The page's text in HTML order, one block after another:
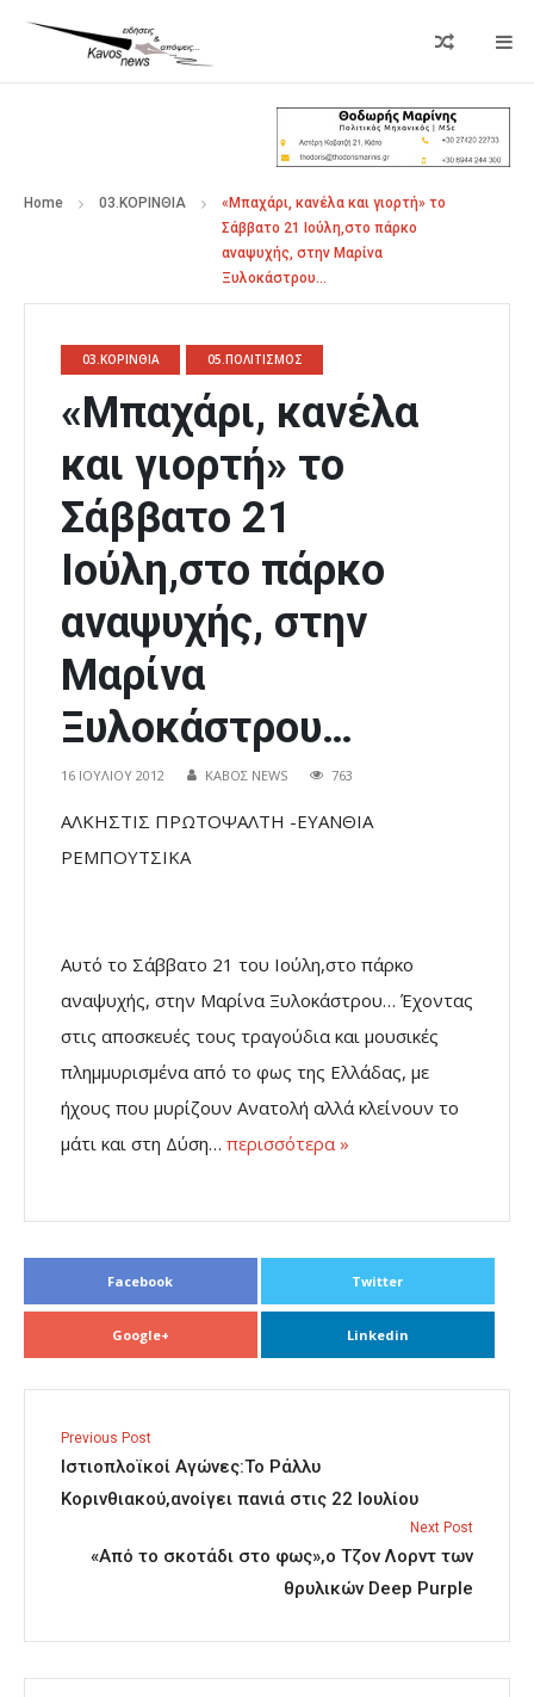
Home 03.ΚΟΡΙΝΘΙΑ
«Μπαχάρι, κανέλα και γιορτή» το
Σάββατο 21 Ιούλη,στο πάρκο
αναψυχής, στην Μαρίνα
Ξυλοκάστρου…
03.ΚΟΡΙΝΘΙΑ 05.ΠΟΛΙΤΙΣΜΟΣ
«Μπαχάρι, κανέλα
και γιορτή» το
Σάββατο 21
Ιούλη,στο πάρκο
αναψυχής, στην
Μαρίνα
Ξυλοκάστρου…
16 ΙΟΥΛΊΟΥ 2012 ΚΑΒΟΣ NEWS 763
ΑΛΚΗΣΤΙΣ ΠΡΩΤΟΨΑΛΤΗ -ΕΥΑΝΘΙΑ
ΡΕΜΠΟΥΤΣΙΚΑ
Αυτό το Σάββατο 21 του Ιούλη,στο πάρκο
αναψυχής, στην Μαρίνα Ξυλοκάστρου… Έχοντας
στις αποσκευές τους τραγούδια και μουσικές
πλημμυρισμένα από το φως της Ελλάδας, με
ήχους που μυρίζουν Ανατολή αλλά κλείνουν το
μάτι και στη Δύση… περισσότερα »
Facebook Twitter
Google+ Linkedin
Previous Post
Ιστιοπλοϊκοί Αγώνες:Το Ράλλυ
Κορινθιακού,ανοίγει πανιά στις 22 Ιουλίου
Next Post
«Από το σκοτάδι στο φως»,ο Τζον Λορντ των
θρυλικών Deep Purple